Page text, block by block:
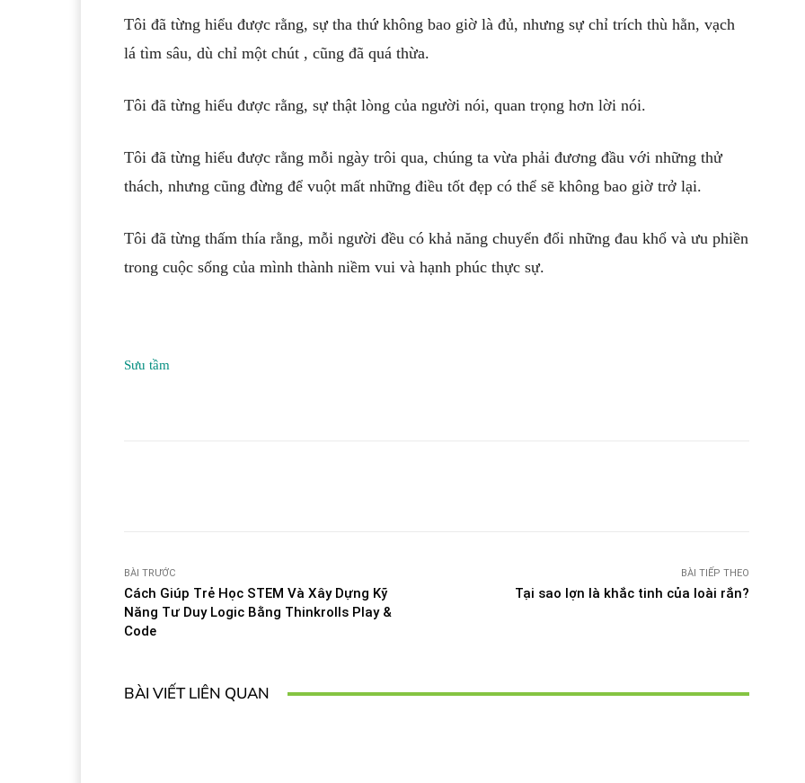
Tôi đã từng hiểu được rằng, sự tha thứ không bao giờ là đủ, nhưng sự chỉ trích thù hằn, vạch
lá tìm sâu, dù chỉ một chút , cũng đã quá thừa.
Tôi đã từng hiểu được rằng, sự thật lòng của người nói, quan trọng hơn lời nói.
Tôi đã từng hiểu được rằng mỗi ngày trôi qua, chúng ta vừa phải đương đầu với những thử
thách, nhưng cũng đừng để vuột mất những điều tốt đẹp có thể sẽ không bao giờ trở lại.
Tôi đã từng thấm thía rằng, mỗi người đều có khả năng chuyển đổi những đau khổ và ưu phiền
trong cuộc sống của mình thành niềm vui và hạnh phúc thực sự.
Sưu tầm
BÀI TRƯỚC
Cách Giúp Trẻ Học STEM Và Xây Dựng Kỹ
Năng Tư Duy Logic Bằng Thinkrolls Play &
Code
BÀI TIẾP THEO
Tại sao lợn là khắc tinh của loài rắn?
BÀI VIẾT LIÊN QUAN